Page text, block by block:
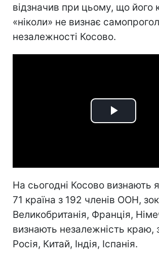
відзначив при цьому, що його
«ніколи» не визнає
незалежності Косово.
Play
На сьогодні Косово визнають
71 країна з 192 членів ООН,
Великобританія, Франція,
визнають незалежність краю,
Росія, Китай, Індія, Іспанія.